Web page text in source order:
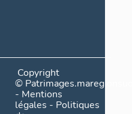
Copyright
©
- Mentions
légales - Politiques